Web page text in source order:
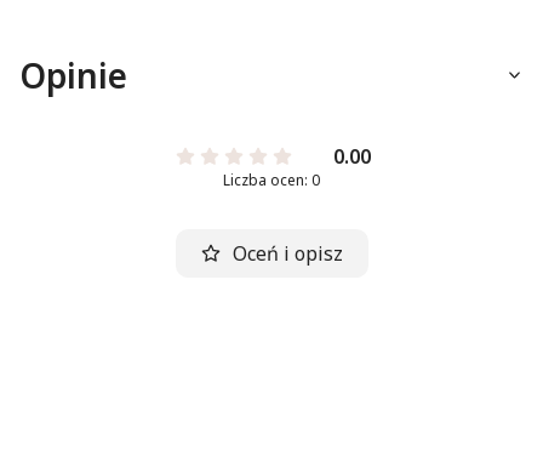
Opinie
0.00
Liczba ocen: 0
Oceń i opisz